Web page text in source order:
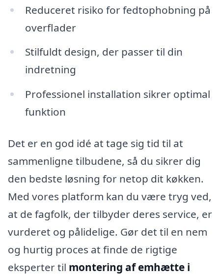
Reduceret risiko for fedtophobning på
overflader
Stilfuldt design, der passer til din
indretning
Professionel installation sikrer optimal
funktion
Det er en god idé at tage sig tid til at
sammenligne tilbudene, så du sikrer dig
den bedste løsning for netop dit køkken.
Med vores platform kan du være tryg ved,
at de fagfolk, der tilbyder deres service, er
vurderet og pålidelige. Gør det til en nem
og hurtig proces at finde de rigtige
eksperter til montering af emhætte i